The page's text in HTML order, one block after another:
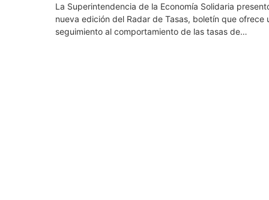
La Superintendencia de la Economía Solidaria
nueva edición del Radar de Tasas, boletín que ofrece
seguimiento al comportamiento de las tasas de…